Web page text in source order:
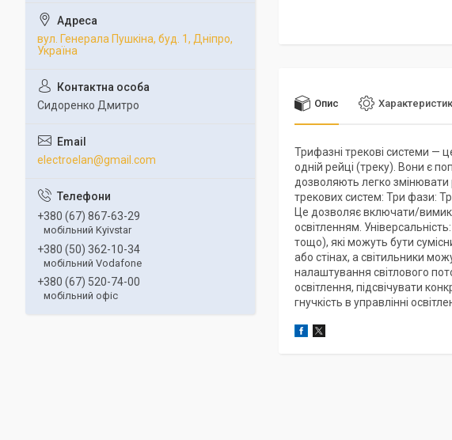
Опис
Трифазні трекові системи —
одній рейці (треку). Вони є
дозволяють легко змінювати
трекових систем: Три фази:
Це дозволяє включати/
освітленням.
тощо), які можуть бути
або стінах, а світильники
налаштування світлового
освітлення, підсвічувати
гнучкість в управлінні
вул. Генерала Пушкіна, буд. 1, Дніпро,
Україна
Сидоренко Дмитро
electroelan@gmail.com
+380 (67) 867-63-29
мобільний Kyivstar
+380 (50) 362-10-34
мобільний Vodafone
+380 (67) 520-74-00
мобільний офіс